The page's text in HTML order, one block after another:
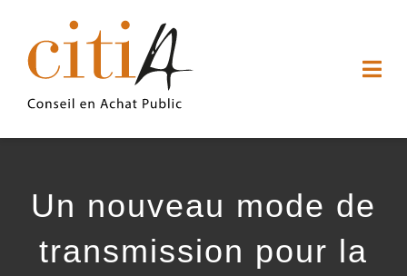
contenu
QUI SOMMES-NOUS
NOS SERVICES
Un nouveau mode de
transmission pour la